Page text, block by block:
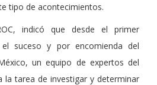
tipo de acontecimientos.
indicó que desde el primer
suceso y por encomienda del
un equipo de expertos del
la tarea de investigar y determinar